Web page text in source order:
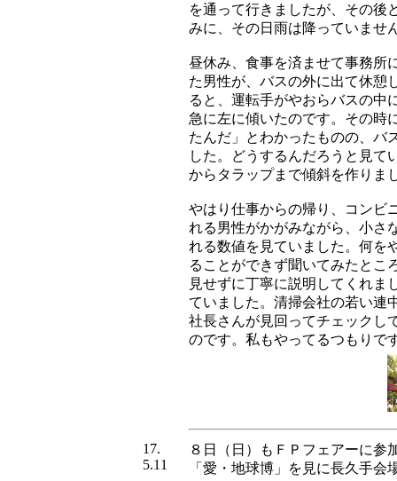
を通って行きましたが、その
みに、その日雨は降っていませ
昼休み、食事を済ませて事務所
た男性が、バスの外に出て休憩
ると、運転手がやおらバスの中
急に左に傾いたのです。その時
たんだ」とわかったものの、バ
した。どうするんだろうと見て
からタラップまで傾斜を作りま
やはり仕事からの帰り、コンビ
れる男性がかがみながら、小さ
れる数値を見ていました。何を
ることができず聞いてみたとこ
見せずに丁寧に説明してくれま
ていました。清掃会社の若い連
社長さんが見回ってチェックし
のです。私もやってるつもりで
17.
5.11
８日（日）も ＦＰフェアーに参
「愛・地球博」を見に長久手会